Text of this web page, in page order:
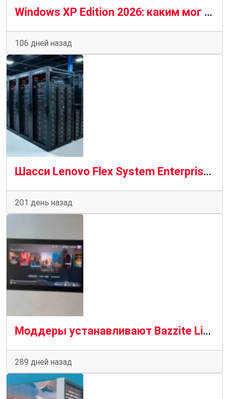
Windows XP Edition 2026: каким мог бы стать Windows 11 с классическим дизайном
106 дней назад
Шасси Lenovo Flex System Enterprise Chassis: модульная инфраструктура для современных ЦОД и корпоративных ИТ-систем
201 день назад
Моддеры устанавливают Bazzite Linux на Xbox Ally от Microsoft чтобы улучшить игровой процесс
289 дней назад